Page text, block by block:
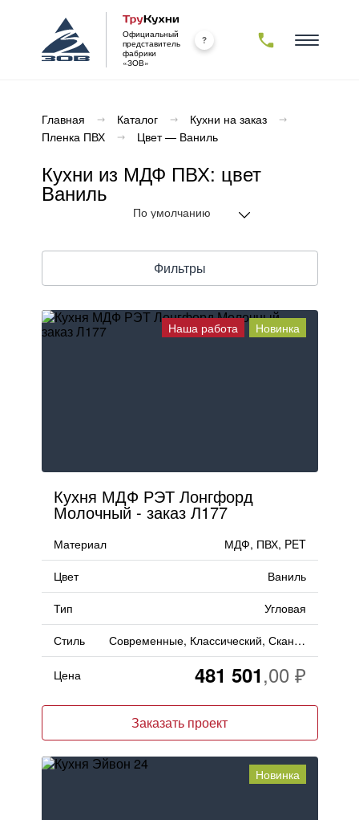
Официальный
представитель
фабрики
«ЗОВ»
Фасады
ДСП
Алюминий
кромки
Столешницы
Пластик
акриловый
кварцевый
Компакт-
плита
Новинки
Кухни на заказ
Проекты
Партнерам
Контакты
Акции
Москва, Бутово,ул. Бартеневская, 12, п.7
info@truekuhni.ru
Главная Каталог
Кухни на заказ
Пленка ПВХ
Цвет — Ваниль
Кухни из МДФ ПВХ: цвет
Ваниль
Фильтры
Наша работа Новинка
Кухня МДФ РЭТ Лонгфорд
Молочный - заказ Л177
Материал
МДФ, ПВХ, PET
Цвет
Ваниль
Тип
Угловая
Стиль
Современные, Классический, Скандинавский, Неоклассика
Цена 481 501
Заказать проект
Новинка